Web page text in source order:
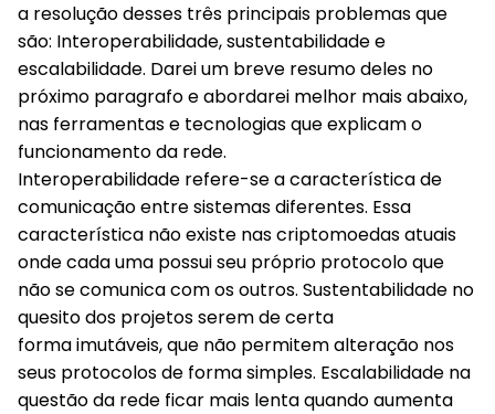
a resolução desses três principais problemas que
são: Interoperabilidade, sustentabilidade e
escalabilidade. Darei um breve resumo deles no
próximo paragrafo e abordarei melhor mais abaixo,
nas ferramentas e tecnologias que explicam o
funcionamento da rede.
Interoperabilidade refere-se a característica de
comunicação entre sistemas diferentes. Essa
característica não existe nas criptomoedas atuais
onde cada uma possui seu próprio protocolo que
não se comunica com os outros. Sustentabilidade no
quesito dos projetos serem de certa
forma imutáveis, que não permitem alteração nos
seus protocolos de forma simples. Escalabilidade na
questão da rede ficar mais lenta quando aumenta